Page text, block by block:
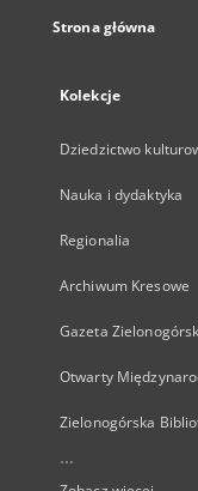
Strona główna
Kolekcje
Dziedzictwo
Nauka i dydaktyka
Regionalia
Archiwum Kresowe
Gazeta
Otwarty
Zielonogórska
...